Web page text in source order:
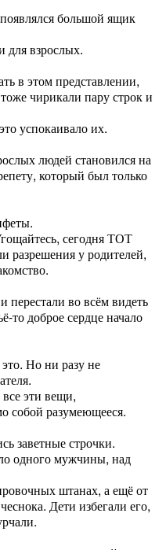
большой ящик
для взрослых.
в этом представлении,
чирикали пару строк и
успокаивало их.
людей становился на
который был только
сегодня ТОТ
у родителей,
во всём видеть
то доброе сердце начало
Но ни разу не
эти вещи,
собой разумеющееся.
заветные строчки.
одного мужчины, над
штанах, а ещё от
Дети избегали его,